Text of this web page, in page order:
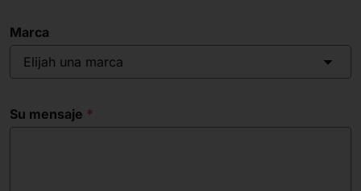
Marca
Elijah una marca
Su mensaje